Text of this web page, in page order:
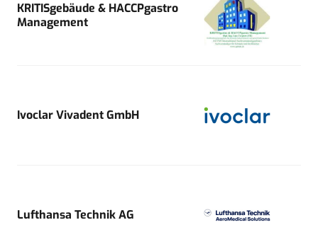
KRITISgebäude & HACCPgastro
Management
Ivoclar Vivadent GmbH
Lufthansa Technik AG